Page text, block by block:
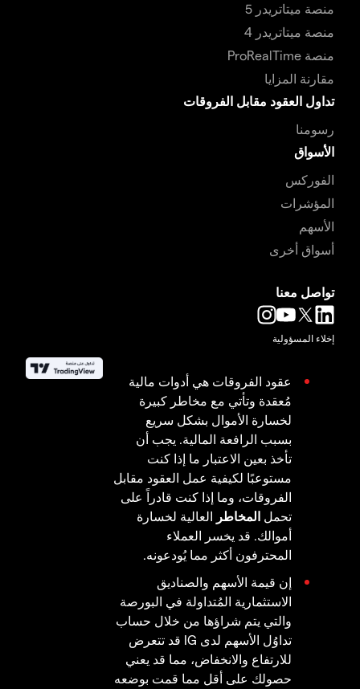
منصة ميتاتريدر 5
منصة ميتاتريدر 4
منصة ProRealTime
مقارنة المزايا
تداول العقود مقابل الفروقات
رسومنا
الأسواق
الفوركس
المؤشرات
الأسهم
أسواق أخرى
تواصل معنا
إخلاء المسؤولية
عقود الفروقات هي أدوات مالية
مُعقدة وتأتي مع مخاطر كبيرة
لخسارة الأموال بشكل سريع
بسبب الرافعة المالية. يجب أن
تأخذ بعين الاعتبار ما إذا كنت
مستوعبًا لكيفية عمل العقود مقابل
الفروقات، وما إذا كنت قادراً على
تحمل المخاطر العالية لخسارة
أموالك. قد يخسر العملاء
المحترفون أكثر مما يُودعونه.
إن قيمة الأسهم والصناديق
الاستثمارية المُتداولة في البورصة
والتي يتم شراؤها من خلال حساب
تداوُل الأسهم لدى IG قد تتعرض
للارتفاع والانخفاض، مما قد يعني
حصولك على أقل مما قمت بوضعه